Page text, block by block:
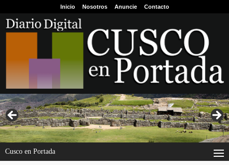
Inicio Nosotros Anuncie Contacto
Cusco en Portada